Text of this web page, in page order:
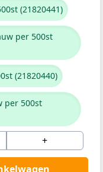
(21820441)
per 500st
(21820440)
per 500st
+